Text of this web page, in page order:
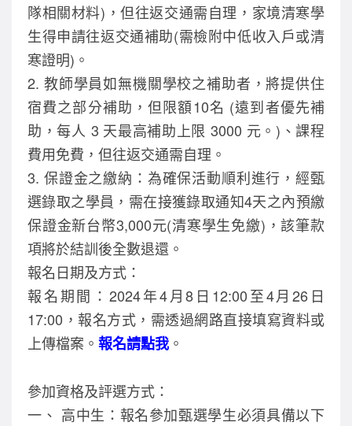
隊相關材料)，但往返交通需自理，家境清寒學
生得申請往返交通補助(需檢附中低收入戶或清
寒證明)。
2. 教師學員如無機關學校之補助者，將提供住
宿費之部分補助，但限額10名 (遠到者優先補
助，每人 3 天最高補助上限 3000 元。)、課程
費用免費，但往返交通需自理。
3. 保證金之繳納：為確保活動順利進行，經甄
選錄取之學員，需在接獲錄取通知4天之內預繳
保證金新台幣3,000元(清寒學生免繳)，該筆款
項將於結訓後全數退還。
報名日期及方式：
報名期間：2024年4月8日12:00至4月26日
17:00，報名方式，需透過網路直接填寫資料或
上傳檔案。 報名請點我 。
參加資格及評選方式：
一、 高中生：報名參加甄選學生必須具備以下